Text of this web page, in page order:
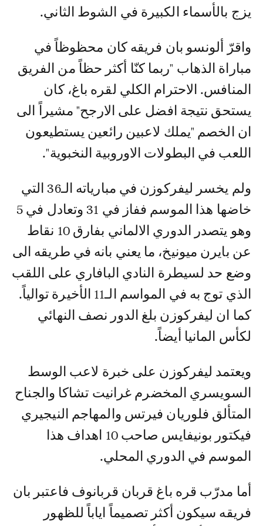
يزج بالأسماء الكبيرة في الشوط الثاني.
واقرّ ألونسو بان فريقه كان محظوظاً في
مباراة الذهاب "ربما كنّا أكثر حظاً من الفريق
المنافس. الاحترام الكلي لقره باغ، كان
يستحق نتيجة افضل على الارجح" مشيراً الى
ان الخصم "يملك لاعبين رائعين يستطيعون
اللعب في البطولات الاوروبية النخبوية".
ولم يخسر ليفركوزن في مبارياته الـ36 التي
خاضها هذا الموسم ففاز في 31 وتعادل في 5
وهو يتصدر الدوري الالماني بفارق 10 نقاط
عن بايرن ميونيخ، ما يعني بانه في طريقه الى
وضع حد لسيطرة النادي البافاري على اللقب
الذي توج به في المواسم الـ11 الأخيرة توالياً.
كما ان ليفركوزن بلغ الدور نصف النهائي
لكأس المانيا أيضاً.
ويعتمد ليفركوزن على خبرة لاعب الوسط
السويسري المخضرم غرانيت تشاكا والجناح
المتألق فلوريان فيرتس والمهاجم النيجيري
فيكتور بونيفايس صاحب 10 اهداف هذا
الموسم في الدوري المحلي.
أما مدرّب قره باغ قربان قربانوف فاعتبر بان
فريقه سيكون أكثر تصميماً اياباً للظهور